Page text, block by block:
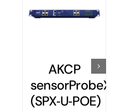
AKCP
Extendable
Dual